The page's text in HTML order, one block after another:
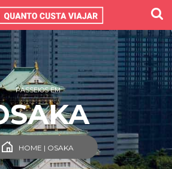
PASSEIOS EM
HOME | OSAKA